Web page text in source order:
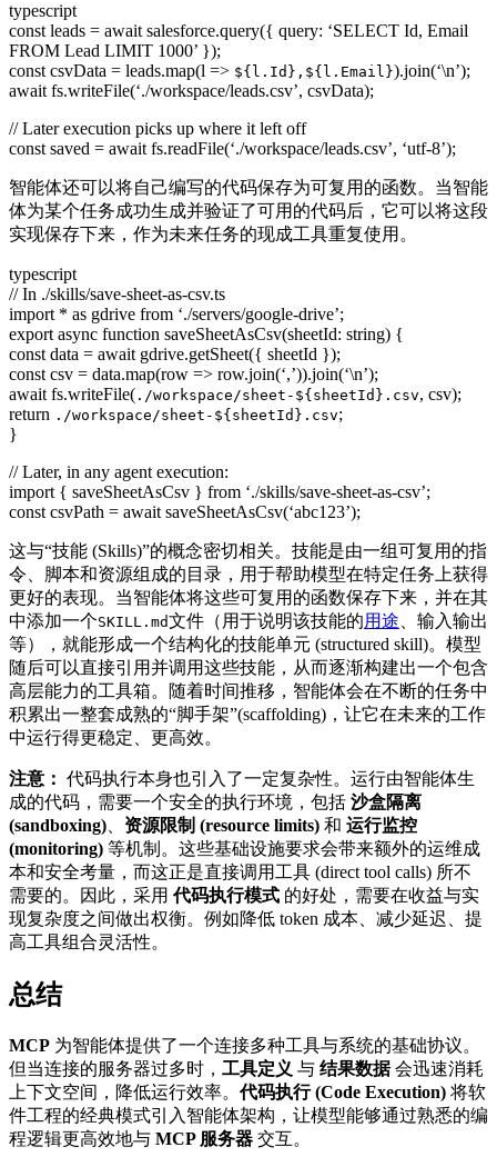
typescript
const leads = await salesforce.query({ query: ‘SELECT Id, Email
FROM Lead LIMIT 1000’ });
const csvData = leads.map(l => ${l.Id},${l.Email}).join(‘\n’);
await fs.writeFile(‘./workspace/leads.csv’, csvData);
// Later execution picks up where it left off
const saved = await fs.readFile(‘./workspace/leads.csv’, ‘utf-8’);
智能体还可以将自己编写的代码保存为可复用的函数。当智能
体为某个任务成功生成并验证了可用的代码后，它可以将这段
实现保存下来，作为未来任务的现成工具重复使用。
typescript
// In ./skills/save-sheet-as-csv.ts
import * as gdrive from ‘./servers/google-drive’;
export async function saveSheetAsCsv(sheetId: string) {
const data = await gdrive.getSheet({ sheetId });
const csv = data.map(row => row.join(‘,’)).join(‘\n’);
await fs.writeFile( ./workspace/sheet-${sheetId}.csv, csv);
return ./workspace/sheet-${sheetId}.csv;
}
// Later, in any agent execution:
import { saveSheetAsCsv } from ‘./skills/save-sheet-as-csv’;
const csvPath = await saveSheetAsCsv(‘abc123’);
这与“技能 (Skills)”的概念密切相关。技能是由一组可复用的指
令、脚本和资源组成的目录，用于帮助模型在特定任务上获得
更好的表现。当智能体将这些可复用的函数保存下来，并在其
中添加一个SKILL.md文件（用于说明该技能的用途 、输入输出
等），就能形成一个结构化的技能单元 (structured skill)。模型
随后可以直接引用并调用这些技能，从而逐渐构建出一个包含
高层能力的工具箱。随着时间推移，智能体会在不断的任务中
积累出一整套成熟的“脚手架”(scaffolding)，让它在未来的工作
中运行得更稳定、更高效。
注意： 代码执行本身也引入了一定复杂性。运行由智能体生
成的代码，需要一个安全的执行环境，包括 沙盒隔离
(sandboxing)
资源限制 (resource limits) 和 运行监控
(monitoring) 等机制。这些基础设施要求会带来额外的运维成
本和安全考量，而这正是直接调用工具 (direct tool calls) 所不
需要的。因此，采用代码执行模式 的好处，需要在收益与实
现复杂度之间做出权衡。例如降低 token 成本、减少延迟、提
高工具组合灵活性。
总结
MCP 为智能体提供了一个连接多种工具与系统的基础协议。
但当连接的服务器过多时， 工具定义 与 结果数据会迅速消耗
上下文空间，降低运行效率。代码执行 (Code Execution) 将软
件工程的经典模式引入智能体架构，让模型能够通过熟悉的编
程逻辑更高效地与 MCP 服务器 交互。